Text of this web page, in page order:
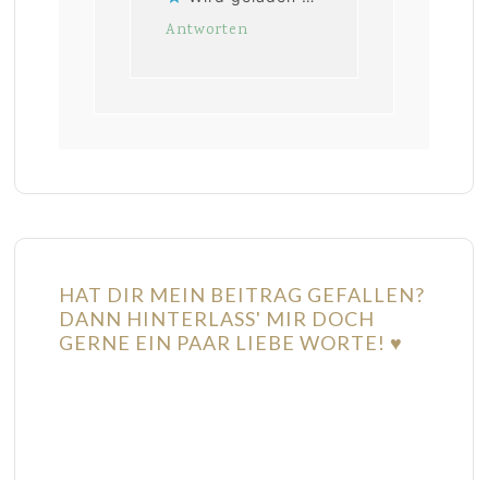
Antworten
HAT DIR MEIN BEITRAG GEFALLEN?
DANN HINTERLASS' MIR DOCH
GERNE EIN PAAR LIEBE WORTE! ♥